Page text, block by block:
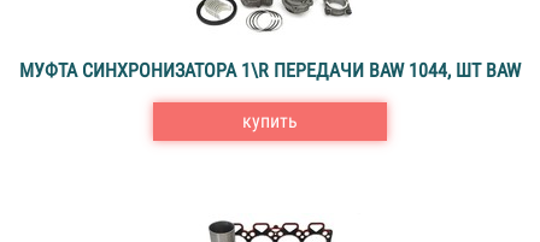
МУФТА СИНХРОНИЗАТОРА 1\R ПЕРЕДАЧИ BAW 1044, ШТ BAW
купить